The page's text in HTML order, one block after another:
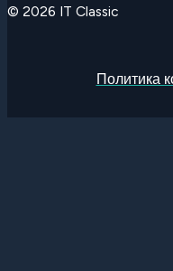
© 2026 IT Classic
Политика